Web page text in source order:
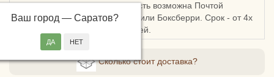
Ваш город — Саратов?
Доставка в Саратовскую область возможна Почтой
России, СДЭКом, Пятерочкой или Боксберри. Срок - от 4х
дней, стоимость - от 178 рублей.
Сколько стоит доставка?